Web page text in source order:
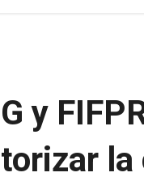
y
la